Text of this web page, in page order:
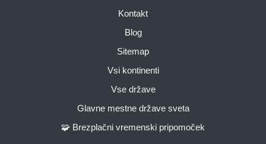
Kontakt
Blog
Sitemap
Vsi kontinenti
Vse države
Glavne mestne države sveta
🧩 Brezplačni vremenski pripomoček